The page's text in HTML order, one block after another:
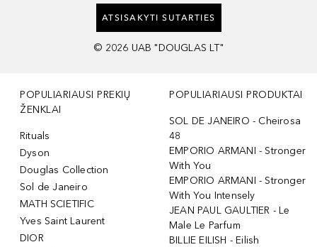
ATSISAKYTI SUTARTIES
© 2026 UAB "DOUGLAS LT"
POPULIARIAUSI PREKIŲ
ŽENKLAI
Rituals
Dyson
Douglas Collection
Sol de Janeiro
MATH SCIETIFIC
Yves Saint Laurent
DIOR
POPULIARIAUSI PRODUKTAI
SOL DE JANEIRO - Cheirosa
48
EMPORIO ARMANI - Stronger
With You
EMPORIO ARMANI - Stronger
With You Intensely
JEAN PAUL GAULTIER - Le
Male Le Parfum
BILLIE EILISH - Eilish